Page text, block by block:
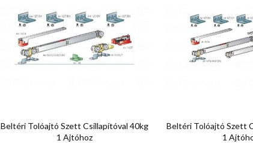
Beltéri Tolóajtó Szett Csillapítóval 40kg
1 Ajtóhoz
Előnézet
Beltéri Tolóajtó Szett
1
